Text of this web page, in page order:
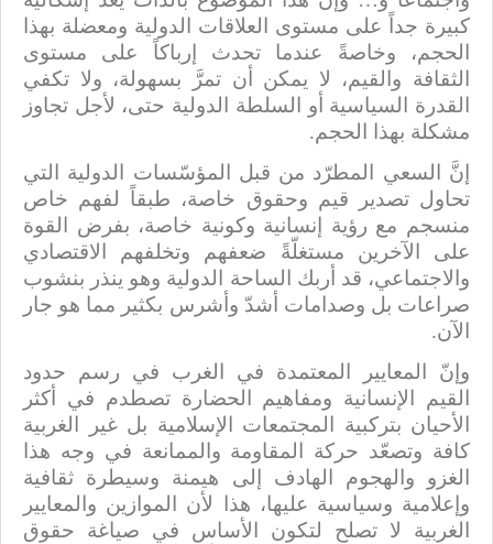
كبيرة جداً على مستوى العلاقات الدولية ومعضلة بهذا
الحجم، وخاصةً عندما تحدث إرباكاً على مستوى
الثقافة والقيم، لا يمكن أن تمرَّ بسهولة، ولا تكفي
القدرة السياسية أو السلطة الدولية حتى، لأجل تجاوز
مشكلة بهذا الحجم.
إنَّ السعي المطرّد من قبل المؤسّسات الدولية التي
تحاول تصدير قيم وحقوق خاصة، طبقاً لفهم خاص
منسجم مع رؤية إنسانية وكونية خاصة، بفرض القوة
على الآخرين مستغلّةً ضعفهم وتخلفهم الاقتصادي
والاجتماعي، قد أربك الساحة الدولية وهو ينذر بنشوب
صراعات بل وصدامات أشدّ وأشرس بكثير مما هو جار
الآن.
وإنّ المعايير المعتمدة في الغرب في رسم حدود
القيم الإنسانية ومفاهيم الحضارة تصطدم في أكثر
الأحيان بتركبية المجتمعات الإسلامية بل غير الغربية
كافة وتصعّد حركة المقاومة والممانعة في وجه هذا
الغزو والهجوم الهادف إلى هيمنة وسيطرة ثقافية
وإعلامية وسياسية عليها، هذا لأن الموازين والمعايير
الغربية لا تصلح لتكون الأساس في صياغة حقوق